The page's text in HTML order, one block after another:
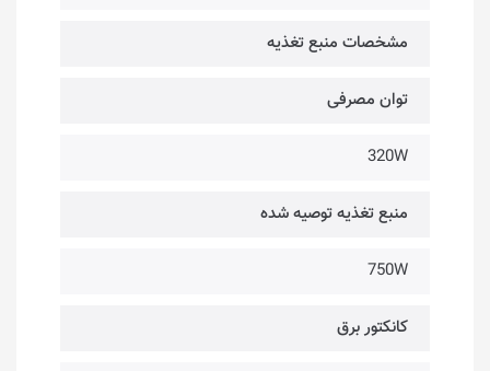
مشخصات منبع تغذیه
توان مصرفی
320W
منبع تغذیه توصیه شده
750W
کانکتور برق